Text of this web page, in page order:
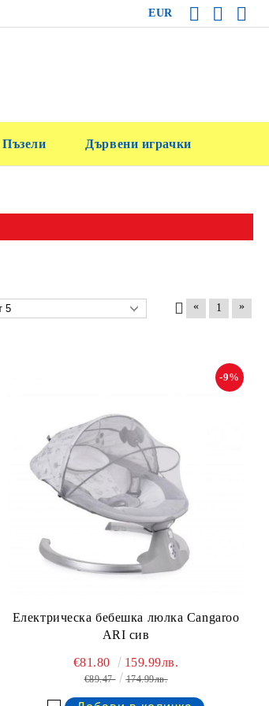
EUR
Пъзели Дървени играчки
« 1 »
Електрическа бебешка люлка Cangaroo
ARI сив
-9%
€81.80 159.99лв.
€89.47 174.99лв.